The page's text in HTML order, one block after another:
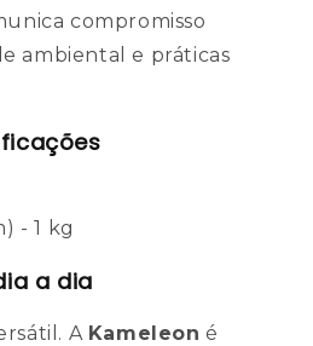
compromisso
ambiental e práticas
- 1 kg
a dia
A Kameleon é